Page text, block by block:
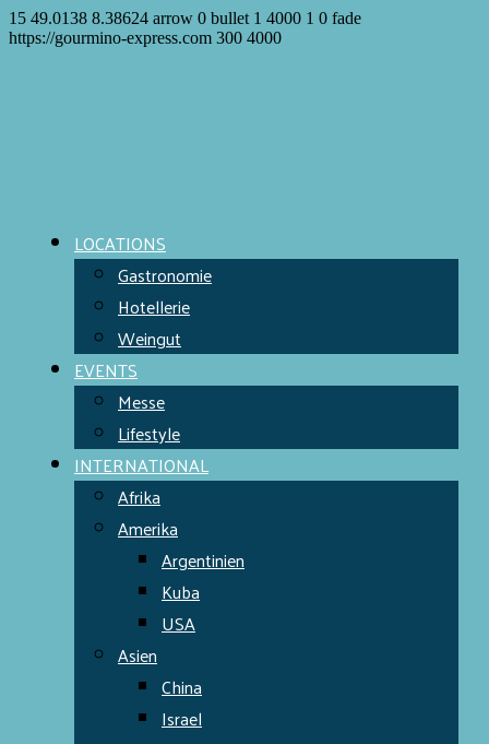
15 49.0138 8.38624 arrow 0 bullet 1 4000 1 0 fade
https://gourmino-express.com 300 4000
LOCATIONS
Gastronomie
Hotellerie
Weingut
EVENTS
Messe
Lifestyle
INTERNATIONAL
Afrika
Amerika
Argentinien
Kuba
USA
Asien
China
Israel